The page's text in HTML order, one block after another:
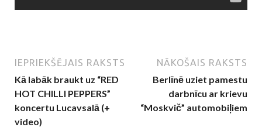
IEPRIEKŠĒJAIS RAKSTS
Kā labāk braukt uz “RED
HOT CHILLI PEPPERS”
koncertu Lucavsalā (+
video)
NĀKOŠAIS RAKSTS
Berlīnē uziet pamestu
darbnīcu ar krievu
“Moskvič” automobiļiem